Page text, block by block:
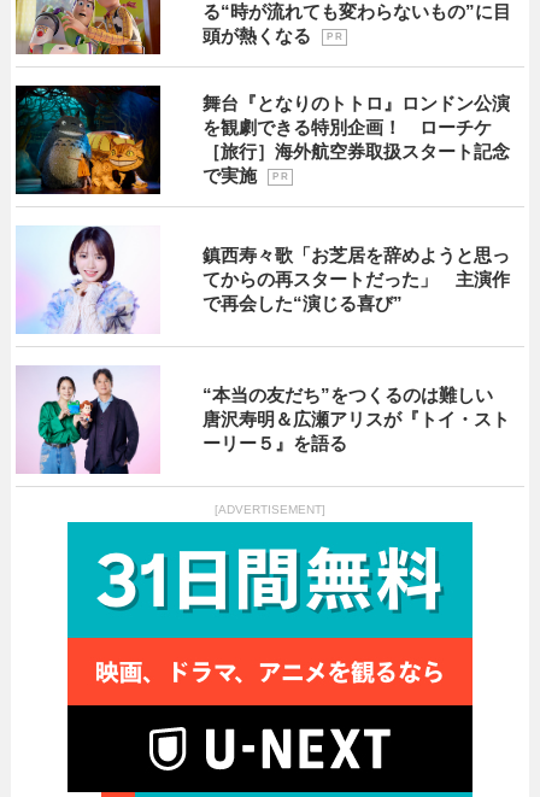
る“時が流れても変わらないもの”に目
頭が熱くなる
P R
舞台『となりのトトロ』ロンドン公演
を観劇できる特別企画！ ローチケ
［旅行］海外航空券取扱スタート記念
で実施
P R
鎮西寿々歌「お芝居を辞めようと思っ
てからの再スタートだった」 主演作
で再会した“演じる喜び”
“本当の友だち”をつくるのは難しい
唐沢寿明＆広瀬アリスが『トイ・スト
ーリー５』を語る
[ADVERTISEMENT]